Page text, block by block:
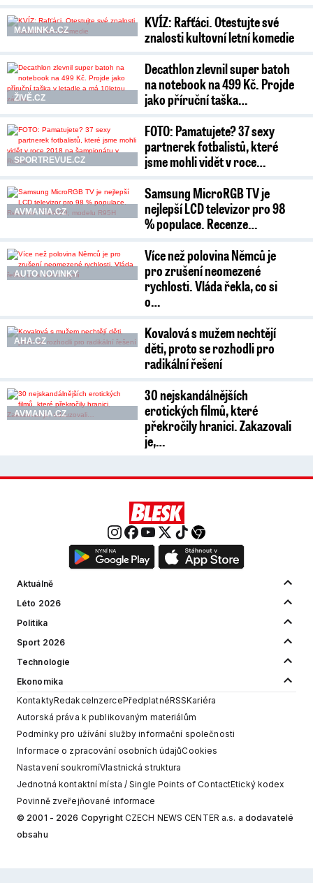
MAMINKA.CZ
KVÍZ: Rafťáci. Otestujte své
znalosti kultovní letní komedie
ŽIVĚ.CZ
Decathlon zlevnil super batoh
na notebook na 499 Kč. Projde
jako příruční taška…
SPORTREVUE.CZ
FOTO: Pamatujete? 37 sexy
partnerek fotbalistů, které
jsme mohli vidět v roce…
AVMANIA.CZ
Samsung MicroRGB TV je
nejlepší LCD televizor pro 98
% populace. Recenze…
AUTO NOVINKY
Více než polovina Němců je
pro zrušení neomezené
rychlosti. Vláda řekla, co si
o…
AHA.CZ
Kovalová s mužem nechtějí
děti, proto se rozhodli pro
radikální řešení
AVMANIA.CZ
30 nejskandálnějších
erotických filmů, které
překročily hranici. Zakazovali
je,…
Aktuálně
Léto 2026
Politika
Sport 2026
Technologie
Ekonomika
KontaktyRedakceInzercePředplatnéRSSKariéra
Autorská práva k publikovaným materiálům
Podmínky pro užívání služby informační společnosti
Informace o zpracování osobních údajůCookies
Nastavení soukromíVlastnická struktura
Jednotná kontaktní místa / Single Points of ContactEtický kodex
Povinně zveřejňované informace
© 2001 - 2026 Copyright CZECH NEWS CENTER a.s. a dodavatelé
obsahu